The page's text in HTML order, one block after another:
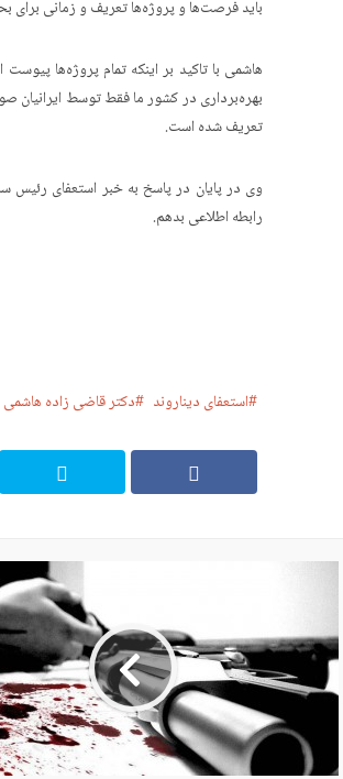
باید فرصت‌ها و پروژه‌ها تعریف و زمانی
هاشمی با تاکید بر اینکه تمام پروژه‌ها
بهره‌برداری در کشور ما فقط توسط ایرانیان
تعریف شده است.
وی در پایان در پاسخ به خبر استعفای رئیس
رابطه اطلاعی بدهم.
استعفای دیناروند دکتر قاضی زاده هاشمی